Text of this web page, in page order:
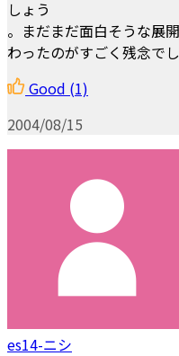
しょう
。まだまだ面白そうな展
わったのがすごく残念でし
Good (1)
2004/08/15
es14-ニシ